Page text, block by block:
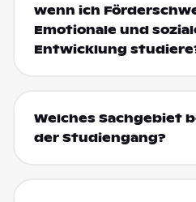
wenn ich
Emotionale und
Entwicklung
Welches Sachgebiet
der Studiengang?